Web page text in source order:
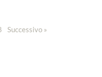
Successivo »